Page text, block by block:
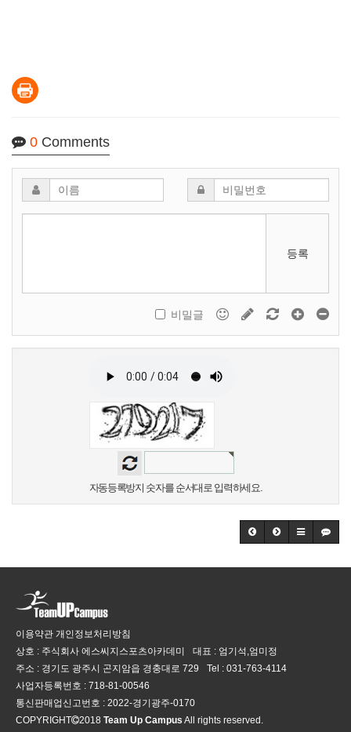
0 Comments
등록
비밀글
자동등록방지 숫자를 순서대로 입력하세요.
이용약관 개인정보처리방침
상호 : 주식회사 에스씨지스포츠아카데미
대표 : 엄기석,엄미정
주소 : 경기도 광주시 곤지암읍 경충대로 729
Tel : 031-763-4114
사업자등록번호 : 718-81-00546
통신판매업신고번호 : 2022-경기광주-0170
COPYRIGHT
2018 Team Up Campus All rights reserved.